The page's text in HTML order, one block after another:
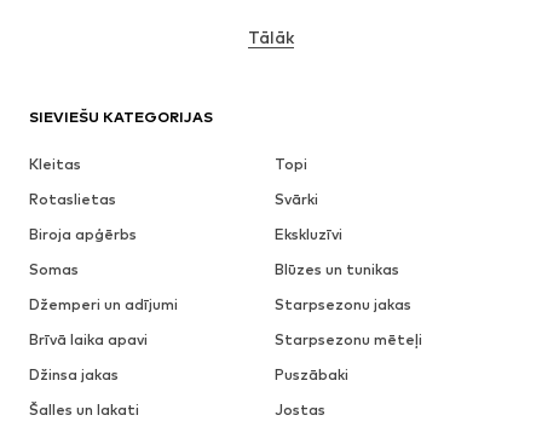
SIEVIEŠU KATEGORIJAS
Kleitas
Topi
Rotaslietas
Svārki
Biroja apģērbs
Ekskluzīvi
Somas
Blūzes un tunikas
Džemperi un adījumi
Starpsezonu jakas
Brīvā laika apavi
Starpsezonu mēteļi
Džinsa jakas
Puszābaki
Šalles un lakati
Jostas
Tālāk